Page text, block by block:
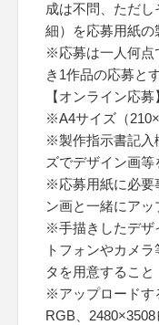
成は不問、ただ
細）を応募用紙の
※応募は一人何点
き1作品の応募と
【オンライン応募
※A4サイズ（
※製作指示書記入
ズでデザイン画等
※応募用紙に必要
ン画と一緒にアッ
※手描きしたデザ
トフォンやカメ
タを用意すること
※アップロードす
RGB、